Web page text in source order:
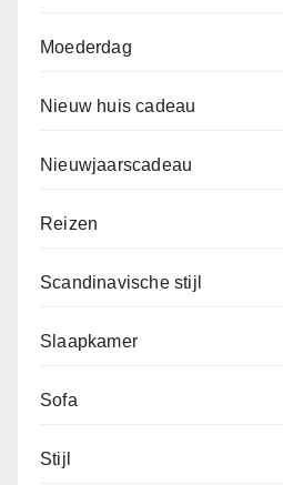
Moederdag
Nieuw huis cadeau
Nieuwjaarscadeau
Reizen
Scandinavische stijl
Slaapkamer
Sofa
Stijl